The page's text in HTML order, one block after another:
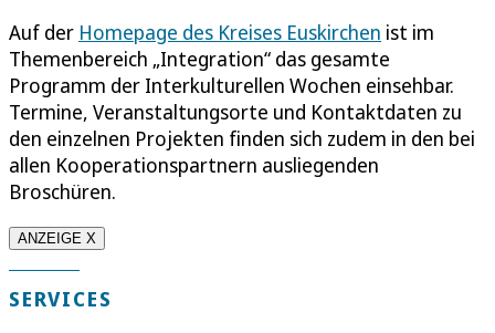
Auf der Homepage des Kreises Euskirchen ist im
Themenbereich „Integration“ das gesamte
Programm der Interkulturellen Wochen einsehbar.
Termine, Veranstaltungsorte und Kontaktdaten zu
den einzelnen Projekten finden sich zudem in den bei
allen Kooperationspartnern ausliegenden
Broschüren.
ANZEIGE X
SERVICES